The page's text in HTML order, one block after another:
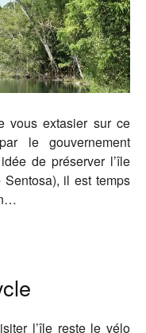
vous extasier sur ce
le gouvernement
de préserver l’île
il est temps
l’île reste le vélo